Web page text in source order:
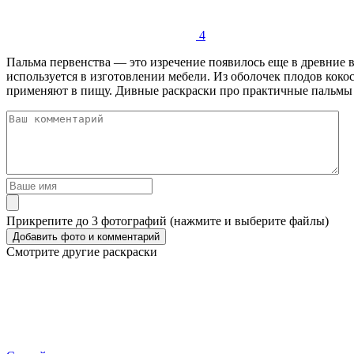
4
Пальма первенства — это изречение появилось еще в древние
используется в изготовлении мебели. Из оболочек плодов
применяют в пищу. Дивные раскраски про практичные пальмы
Прикрепите до 3 фотографий (нажмите и выберите файлы)
Смотрите другие раскраски